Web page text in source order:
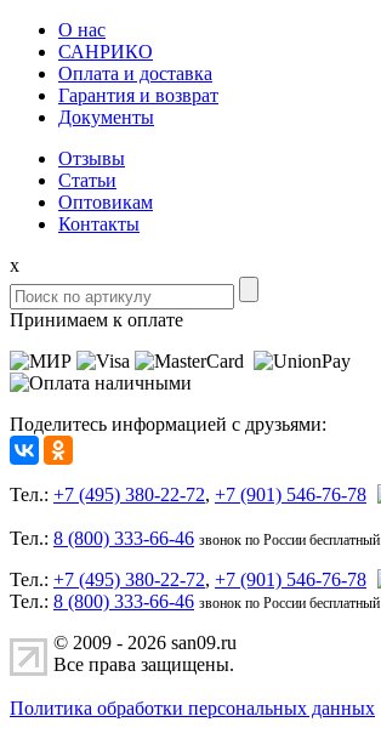
О нас
САНРИКО
Оплата и доставка
Гарантия и возврат
Документы
Отзывы
Статьи
Оптовикам
Контакты
x
Принимаем к оплате
Поделитесь информацией с друзьями:
Тел.: +7 (495) 380-22-72, +7 (901) 546-76-78
Тел.: 8 (800) 333-66-46 звонок по России бесплатный
Тел.: +7 (495) 380-22-72, +7 (901) 546-76-78
Тел.: 8 (800) 333-66-46 звонок по России бесплатный
© 2009 - 2026 san09.ru
Все права защищены.
Политика обработки персональных данных